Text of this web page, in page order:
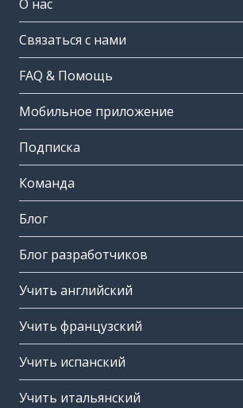
О нас
Связаться с нами
FAQ & Помощь
Мобильное приложение
Подписка
Команда
Блог
Блог разработчиков
Учить английский
Учить французский
Учить испанский
Учить итальянский